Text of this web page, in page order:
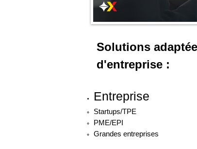
Solutions
d'entreprise :
Entreprise
Startups/TPE
PME/EPI
Grandes entreprises